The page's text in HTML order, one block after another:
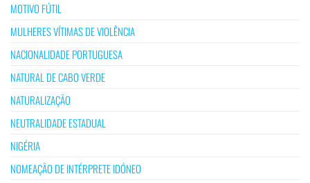
MOTIVO FÚTIL
MULHERES VÍTIMAS DE VIOLÊNCIA
NACIONALIDADE PORTUGUESA
NATURAL DE CABO VERDE
NATURALIZAÇÃO
NEUTRALIDADE ESTADUAL
NIGÉRIA
NOMEAÇÃO DE INTÉRPRETE IDÓNEO